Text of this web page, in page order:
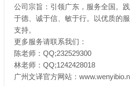
公司宗旨：引领广东，服务全国。
于德、诚于信、敏于行。以优质的
支持。
更多服务请联系我们：
陈老师： QQ;232529300
林老师： QQ;1242428018
广州文译官方网站：